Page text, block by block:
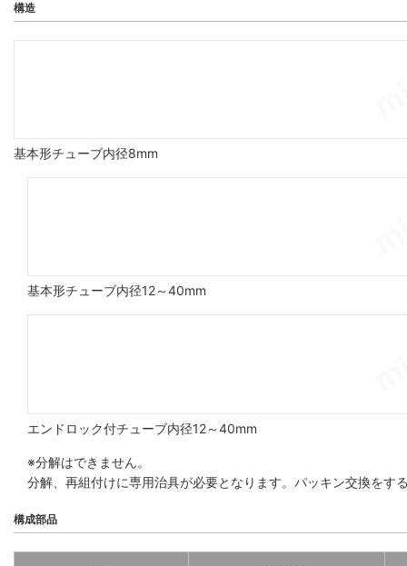
構造
基本形チューブ内径8mm
基本形チューブ内径12～40mm
エンドロック付チューブ内径12～40mm
※分解はできません。
分解、再組付けに専用治具が必要となります。パッキン交換を
構成部品